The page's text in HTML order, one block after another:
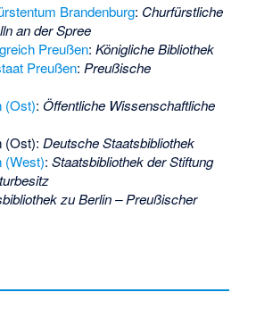
Brandenburg: Churfürstliche
an der Spree
Preußen: Königliche Bibliothek
Preußen: Preußische
(Ost): Öffentliche Wissenschaftliche
(Ost): Deutsche Staatsbibliothek
(West): Staatsbibliothek der Stiftung
zu Berlin – Preußischer